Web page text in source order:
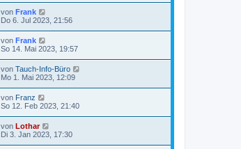
von Frank
Do 6. Jul 2023, 21:56
von Frank
So 14. Mai 2023, 19:57
von Tauch-Info-Büro
Mo 1. Mai 2023, 12:09
von Franz
So 12. Feb 2023, 21:40
von Lothar
Di 3. Jan 2023, 17:30